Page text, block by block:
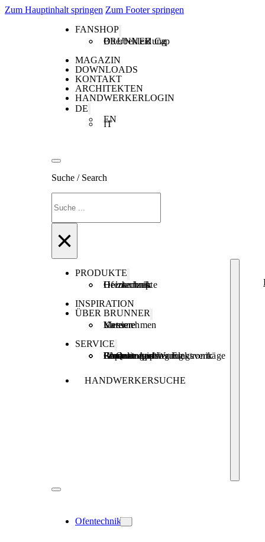
Zum Hauptinhalt springen Zum Footer springen
FANSHOP
Oberbekleidung
BRUNNER Cap
MAGAZIN
DOWNLOADS
KONTAKT
ARCHITEKTEN
HANDWERKERLOGIN
DE
EN
IT
Suche / Search
×
PRODUKTE
Ofentechnik
Heiztechnik
Heizkonzepte
INSPIRATION
ÜBER BRUNNER
Unternehmen
Karriere
Messen
SERVICE
Produktregistrierung
Brunner Apps
FAQ
Förderungen
Garantie und Wartungsverträge
Reparaturauftrag Elektronik
HANDWERKERSUCHE
Ofentechnik